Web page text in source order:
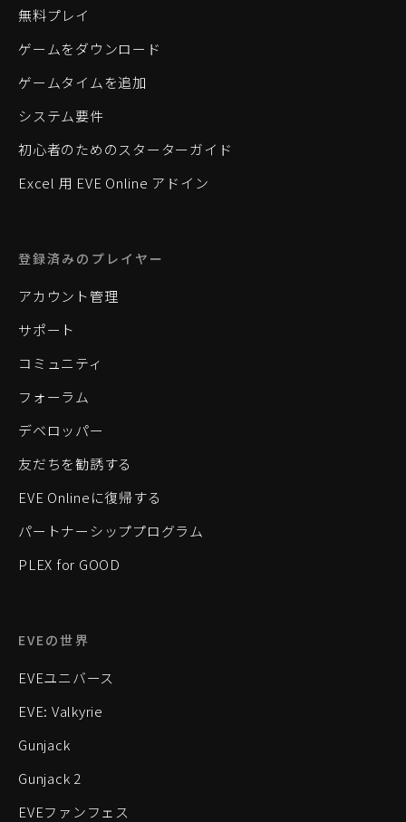
無料プレイ
ゲームをダウンロード
ゲームタイムを追加
システム要件
初心者のためのスターターガイド
Excel 用 EVE Online アドイン
登録済みのプレイヤー
アカウント管理
サポート
コミュニティ
フォーラム
デベロッパー
友だちを勧誘する
EVE Onlineに復帰する
パートナーシッププログラム
PLEX for GOOD
EVEの世界
EVEユニバース
EVE: Valkyrie
Gunjack
Gunjack 2
EVEファンフェス